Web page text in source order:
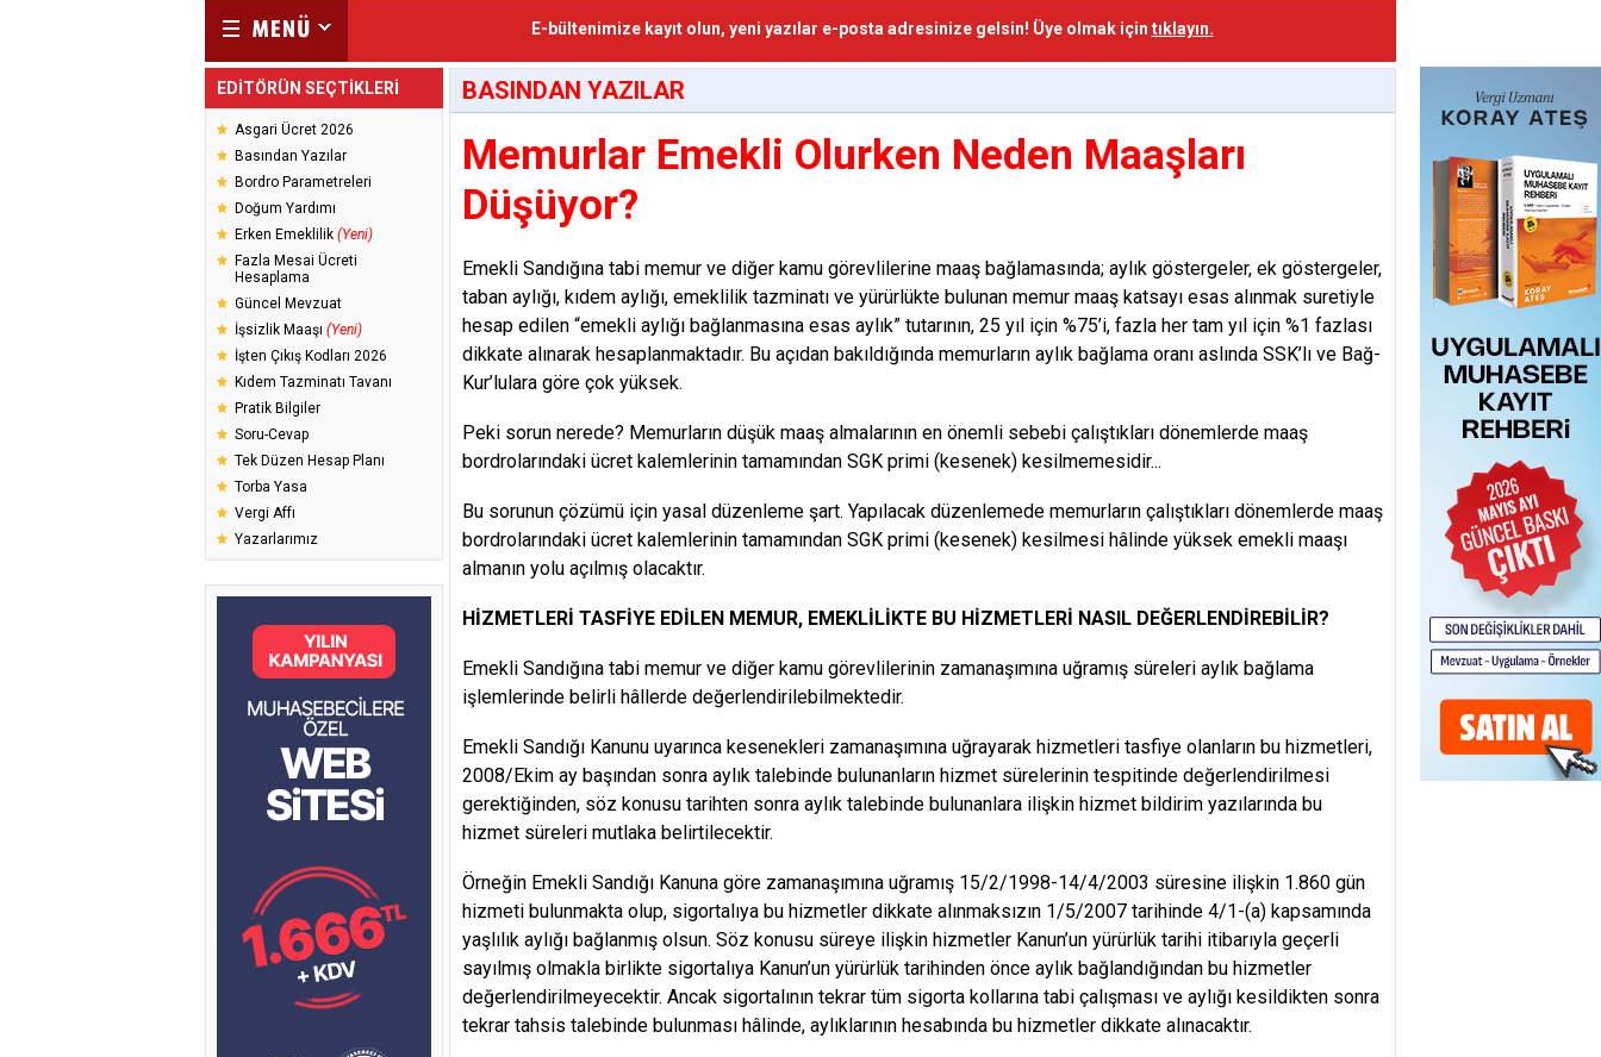
E-bültenimize kayıt olun, yeni yazılar e-posta adresinize gelsin! Üye olmak için tıklayın.
EDİTÖRÜN SEÇTİKLERİ
Asgari Ücret 2026
Basından Yazılar
Bordro Parametreleri
Doğum Yardımı
Erken Emeklilik (Yeni)
Fazla Mesai Ücreti
Hesaplama
Güncel Mevzuat
İşsizlik Maaşı (Yeni)
İşten Çıkış Kodları 2026
Kıdem Tazminatı Tavanı
Pratik Bilgiler
Soru-Cevap
Tek Düzen Hesap Planı
Torba Yasa
Vergi Affı
Yazarlarımız
BASINDAN YAZILAR
Memurlar Emekli Olurken Neden Maaşları
Düşüyor?
Emekli Sandığına tabi memur ve diğer kamu görevlilerine maaş bağlamasında; aylık göstergeler, ek göstergeler,
taban aylığı, kıdem aylığı, emeklilik tazminatı ve yürürlükte bulunan memur maaş katsayı esas alınmak suretiyle
hesap edilen “emekli aylığı bağlanmasına esas aylık” tutarının, 25 yıl için %75’i, fazla her tam yıl için %1 fazlası
dikkate alınarak hesaplanmaktadır. Bu açıdan bakıldığında memurların aylık bağlama oranı aslında SSK’lı ve Bağ-
Kur’lulara göre çok yüksek.
Peki sorun nerede? Memurların düşük maaş almalarının en önemli sebebi çalıştıkları dönemlerde maaş
bordrolarındaki ücret kalemlerinin tamamından SGK primi (kesenek) kesilmemesidir...
Bu sorunun çözümü için yasal düzenleme şart. Yapılacak düzenlemede memurların çalıştıkları dönemlerde maaş
bordrolarındaki ücret kalemlerinin tamamından SGK primi (kesenek) kesilmesi hâlinde yüksek emekli maaşı
almanın yolu açılmış olacaktır.
HİZMETLERİ TASFİYE EDİLEN MEMUR, EMEKLİLİKTE BU HİZMETLERİ NASIL DEĞERLENDİREBİLİR?
Emekli Sandığına tabi memur ve diğer kamu görevlilerinin zamanaşımına uğramış süreleri aylık bağlama
işlemlerinde belirli hâllerde değerlendirilebilmektedir.
Emekli Sandığı Kanunu uyarınca kesenekleri zamanaşımına uğrayarak hizmetleri tasfiye olanların bu hizmetleri,
2008/Ekim ay başından sonra aylık talebinde bulunanların hizmet sürelerinin tespitinde değerlendirilmesi
gerektiğinden, söz konusu tarihten sonra aylık talebinde bulunanlara ilişkin hizmet bildirim yazılarında bu
hizmet süreleri mutlaka belirtilecektir.
Örneğin Emekli Sandığı Kanuna göre zamanaşımına uğramış 15/2/1998-14/4/2003 süresine ilişkin 1.860 gün
hizmeti bulunmakta olup, sigortalıya bu hizmetler dikkate alınmaksızın 1/5/2007 tarihinde 4/1-(a) kapsamında
yaşlılık aylığı bağlanmış olsun. Söz konusu süreye ilişkin hizmetler Kanun’un yürürlük tarihi itibarıyla geçerli
sayılmış olmakla birlikte sigortalıya Kanun’un yürürlük tarihinden önce aylık bağlandığından bu hizmetler
değerlendirilmeyecektir. Ancak sigortalının tekrar tüm sigorta kollarına tabi çalışması ve aylığı kesildikten sonra
tekrar tahsis talebinde bulunması hâlinde, aylıklarının hesabında bu hizmetler dikkate alınacaktır.